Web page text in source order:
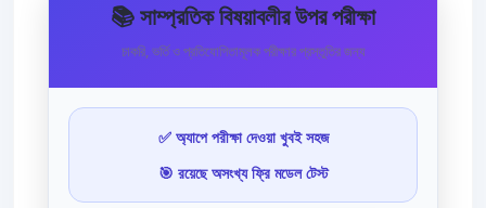
📚 সাম্প্রতিক বিষয়াবলীর উপর পরীক্ষা
চাকরি, ভর্তি ও প্রতিযোগিতামূলক পরীক্ষার প্রস্তুতির জন্য
✅ অ্যাপে পরীক্ষা দেওয়া খুবই সহজ
🎯 রয়েছে অসংখ্য ফ্রি মডেল টেস্ট